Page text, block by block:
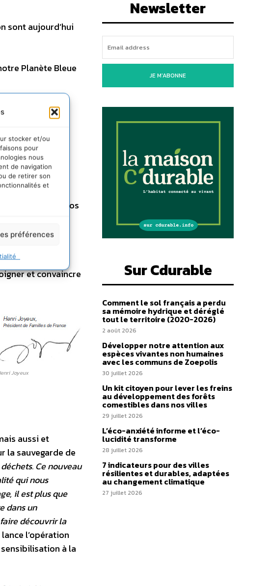
stocker et/ou
pour
nous
de navigation
de retirer son
et
préférences
sont aujourd’hui
Planète Bleue
prise de
traversée
des familles,
estuaires de nos
avenir.
et convaincre
Joyeux
aussi et
la sauvegarde de
Ce nouveau
qui nous
il est plus que
dans un
découvrir la
l’opération
à la
Newsletter
JE M'ABONNE
Sur Cdurable
Comment le sol français a perdu
sa mémoire hydrique et déréglé
tout le territoire (2020-2026)
2 août 2026
Développer notre attention aux
espèces vivantes non humaines
avec les communs de Zoepolis
30 juillet 2026
Un kit citoyen pour lever les freins
au développement des forêts
comestibles dans nos villes
29 juillet 2026
L’éco-anxiété informe et l’éco-
lucidité transforme
28 juillet 2026
7 indicateurs pour des villes
résilientes et durables, adaptées
au changement climatique
27 juillet 2026